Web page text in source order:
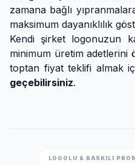
zamana bağlı
maksimum dayanıklılık
Kendi şirket logonuzun
minimum üretim
toptan fiyat teklifi almak
geçebilirsiniz.
LOGOLU & BASKILI